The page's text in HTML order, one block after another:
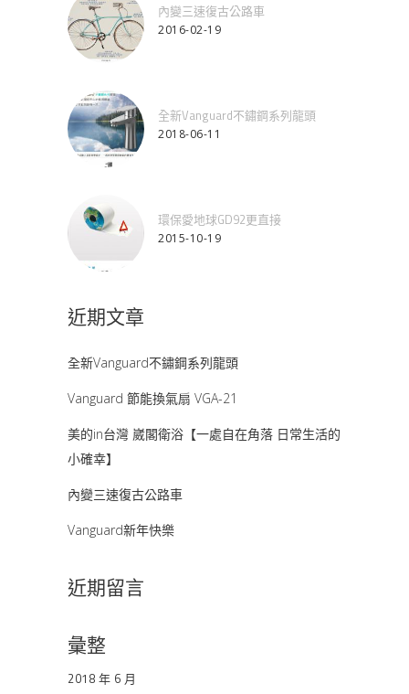
內變三速復古公路車
2016-02-19
全新Vanguard不鏽鋼系列龍頭
2018-06-11
環保愛地球GD92更直接
2015-10-19
近期文章
全新Vanguard不鏽鋼系列龍頭
Vanguard 節能換氣扇 VGA-21
美的in台灣 崴閣衛浴【一處自在角落 日常生活的
小確幸】
內變三速復古公路車
Vanguard新年快樂
近期留言
彙整
2018 年 6 月